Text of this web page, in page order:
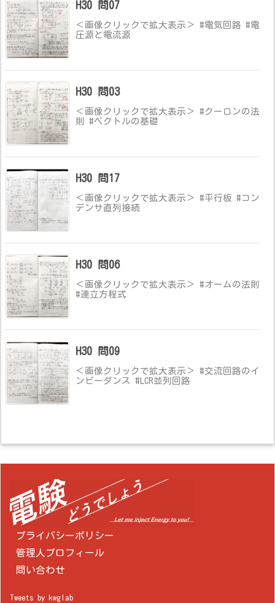
H30 問07
＜画像クリックで拡大表示＞ #電気回路 #電
圧源と電流源
H30 問03
＜画像クリックで拡大表示＞ #クーロンの法
則 #ベクトルの基礎
H30 問17
＜画像クリックで拡大表示＞ #平行板 #コン
デンサ直列接続
H30 問06
＜画像クリックで拡大表示＞ #オームの法則
#連立方程式
H30 問09
＜画像クリックで拡大表示＞ #交流回路のイ
ンピーダンス #LCR並列回路
プライバシーポリシー
管理人プロフィール
問い合わせ
Tweets by kwglab